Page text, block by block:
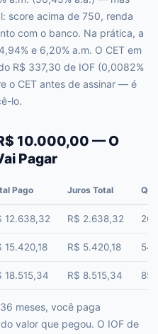
score acima de 750, renda
com o banco. Na prática, a
e 6,20% a.m. O CET em
R$ 337,30 de IOF (0,0082%
o CET antes de assinar — é
lo.
10.000,00 — O
Pagar
Pago Juros Total
12.638,32 R$ 2.638,32
15.420,18 R$ 5.420,18
18.515,34 R$ 8.515,34
meses, você paga
valor que pegou. O IOF de